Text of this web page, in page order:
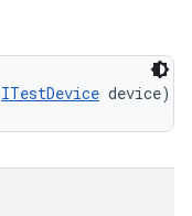
ITestDevice device)